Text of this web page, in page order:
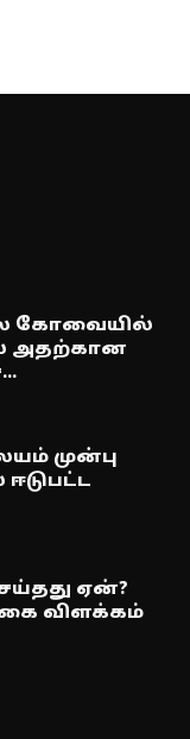
அதற்கான
முன்பு
ஏன்?
விளக்கம்